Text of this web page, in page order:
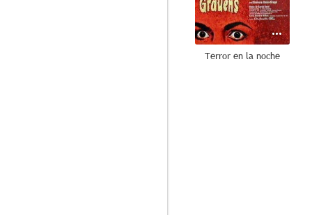
Terror en la noche